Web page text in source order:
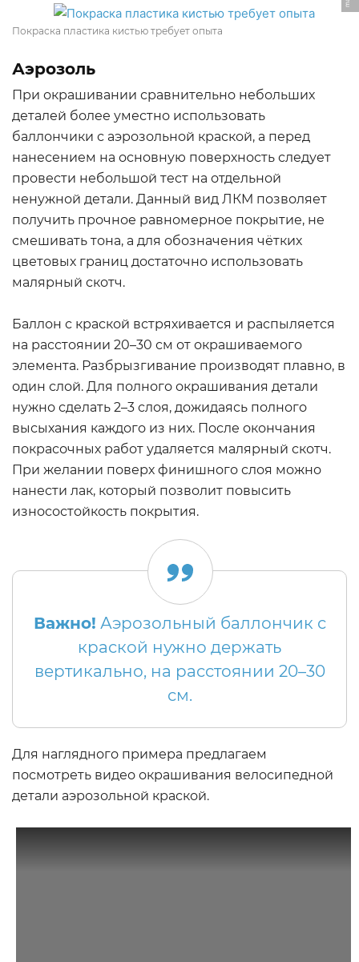
Покраска пластика кистью требует опыта
Аэрозоль
При окрашивании сравнительно небольших
деталей более уместно использовать
баллончики с аэрозольной краской, а перед
нанесением на основную поверхность следует
провести небольшой тест на отдельной
ненужной детали. Данный вид ЛКМ позволяет
получить прочное равномерное покрытие, не
смешивать тона, а для обозначения чётких
цветовых границ достаточно использовать
малярный скотч.
Баллон с краской встряхивается и распыляется
на расстоянии 20–30 см от окрашиваемого
элемента. Разбрызгивание производят плавно, в
один слой. Для полного окрашивания детали
нужно сделать 2–3 слоя, дожидаясь полного
высыхания каждого из них. После окончания
покрасочных работ удаляется малярный скотч.
При желании поверх финишного слоя можно
нанести лак, который позволит повысить
износостойкость покрытия.
Важно! Аэрозольный баллончик с
краской нужно держать
вертикально, на расстоянии 20–30
см.
Для наглядного примера предлагаем
посмотреть видео окрашивания велосипедной
детали аэрозольной краской.